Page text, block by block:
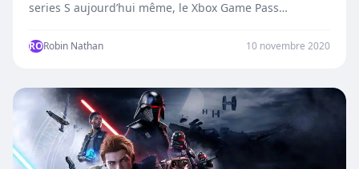
series S aujourd’hui même, le Xbox Game Pass…
RORobin Nathan 10 novembre 2020